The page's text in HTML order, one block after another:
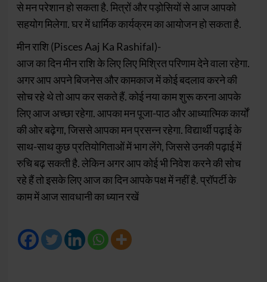
से मन परेशान हो सकता है. मित्रों और पड़ोसियों से आज आपको
सहयोग मिलेगा. घर में धार्मिक कार्यक्रम का आयोजन हो सकता है.
मीन राशि (Pisces Aaj Ka Rashifal)-
आज का दिन मीन राशि के लिए लिए मिश्रित परिणाम देने वाला रहेगा.
अगर आप अपने बिजनेस और कामकाज में कोई बदलाव करने की
सोच रहे थे तो आप कर सकते हैं. कोई नया काम शुरू करना आपके
लिए आज अच्छा रहेगा. आपका मन पूजा-पाठ और आध्यात्मिक कार्यों
की ओर बढ़ेगा, जिससे आपका मन प्रसन्न रहेगा. विद्यार्थी पढ़ाई के
साथ-साथ कुछ प्रतियोगिताओं में भाग लेंगे, जिससे उनकी पढ़ाई में
रुचि बढ़ सकती है. लेकिन अगर आप कोई भी निवेश करने की सोच
रहे हैं तो इसके लिए आज का दिन आपके पक्ष में नहीं है. प्रॉपर्टी के
काम में आज सावधानी का ध्यान रखें